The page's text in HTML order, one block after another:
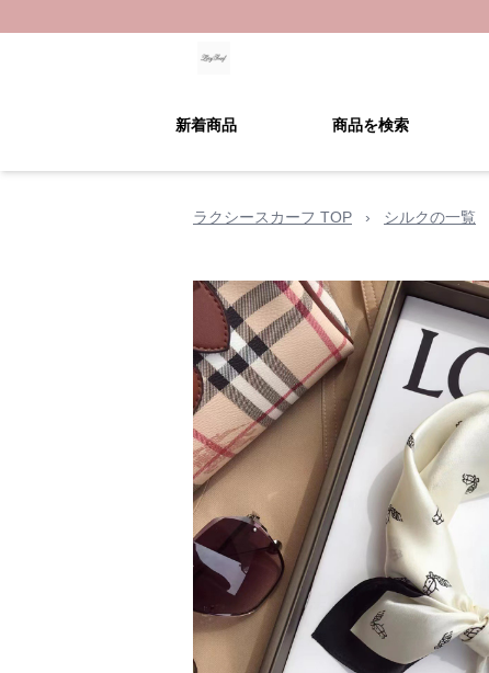
新着商品 商品を検索
ラクシースカーフ TOP › シルクの一覧